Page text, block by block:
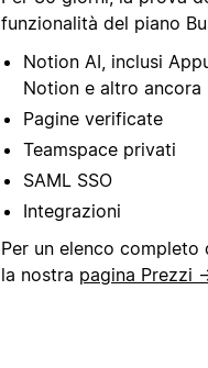
funzionalità del piano
Notion AI, inclusi
Notion e altro ancora
Pagine verificate
Teamspace privati
SAML SSO
Integrazioni
Per un elenco completo
la nostra pagina Prezzi